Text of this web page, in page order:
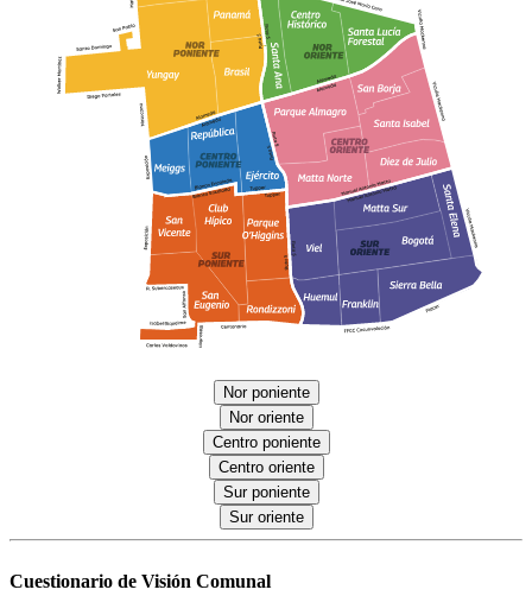
Nor poniente
Nor oriente
Centro poniente
Centro oriente
Sur poniente
Sur oriente
Cuestionario de Visión Comunal